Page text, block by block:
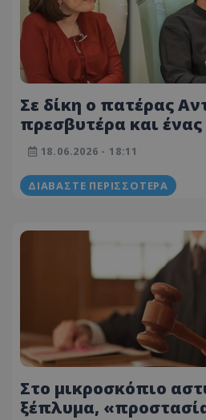
Σε δίκη ο πατέρας
πρεσβυτέρα και ένας
τα οικονομικά της
Απιστία, υπεξαίρεση
τους καταλογίζει το
18.06.2026 - 18:11
ΔΙΑΒΆΣΤΕ ΠΕΡΙΣΣΌΤΕΡΑ
Στο μικροσκόπιο
ξέπλυμα,